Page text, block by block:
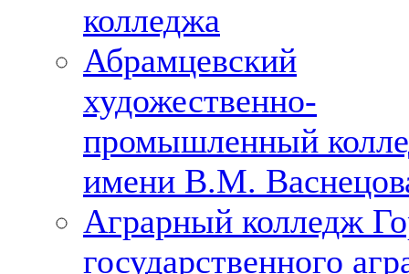
колледжа
Абрамцевский
художественно-
промышленный
имени В.М.
Аграрный колледж
государственного